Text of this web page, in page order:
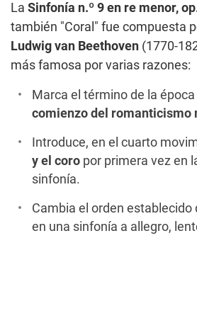
La Sinfonía n.º 9 en re menor,
también "Coral" fue compuesta
Ludwig van Beethoven (1770-
más famosa por varias razones:
Marca el término de la época
comienzo del romanticismo
Introduce, en el cuarto
y el coro por primera vez en
sinfonía.
Cambia el orden
en una sinfonía a allegro,